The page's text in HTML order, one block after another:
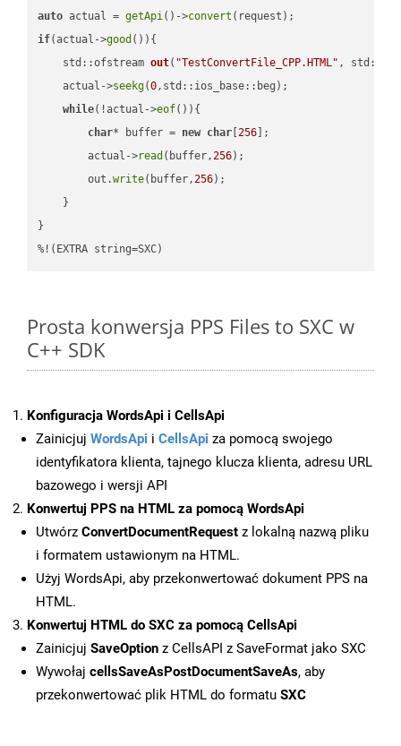
auto actual = getApi()->convert
if(actual->good ()){
std::ofstream out( "TestConvertFile_CPP.HTML" ,
    actual->
seekg(0,std::ios_base::beg);
while(!actual->eof()){
char* buffer = new char [256 ];
        actual->
read (buffer,256);
        out.
write(buffer,256);
    }
}
%!(EXTRA string=SXC)
Prosta konwersja PPS Files to SXC w
C++ SDK
Konfiguracja WordsApi i CellsApi
Zainicjuj WordsApi i CellsApi za pomocą swojego
identyfikatora klienta, tajnego klucza klienta, adresu URL
bazowego i wersji API
Konwertuj PPS na HTML za pomocą WordsApi
Utwórz ConvertDocumentRequest z lokalną nazwą pliku
i formatem ustawionym na HTML.
Użyj WordsApi, aby przekonwertować dokument PPS na
HTML.
Konwertuj HTML do SXC za pomocą CellsApi
Zainicjuj SaveOption z CellsAPI z SaveFormat jako SXC
Wywołaj cellsSaveAsPostDocumentSaveAs, aby
przekonwertować plik HTML do formatu SXC